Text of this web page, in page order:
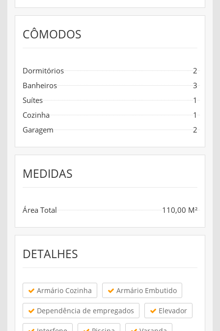
CÔMODOS
Dormitórios
2
Banheiros
3
Suítes
1
Cozinha
1
Garagem
2
MEDIDAS
Área Total 110,00 M²
DETALHES
Armário Cozinha Armário Embutido
Dependência de empregados Elevador